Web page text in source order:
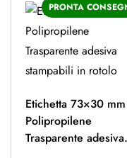
PRONTA
Etichetta 73×30 mm
Polipropilene
Trasparente adesiva